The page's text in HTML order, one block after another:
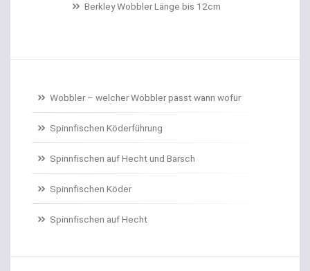
Birnenbleie
Bissanzeiger
Bivytable
Bleisets
Blinker
Bodentaster
Berkley Wobbler Länge bis 12cm
Wobbler – welcher Wobbler passt wann wofür
Spinnfischen Köderführung
Spinnfischen auf Hecht und Barsch
Spinnfischen Köder
Spinnfischen auf Hecht